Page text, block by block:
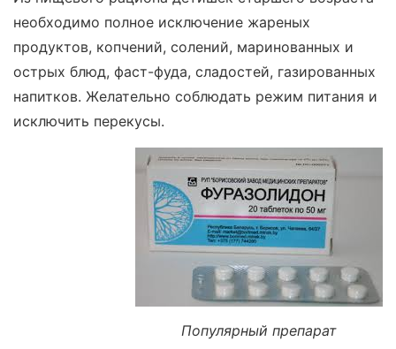
необходимо полное исключение жареных
продуктов, копчений, солений, маринованных и
острых блюд, фаст-фуда, сладостей, газированных
напитков. Желательно соблюдать режим питания и
исключить перекусы.
Популярный препарат